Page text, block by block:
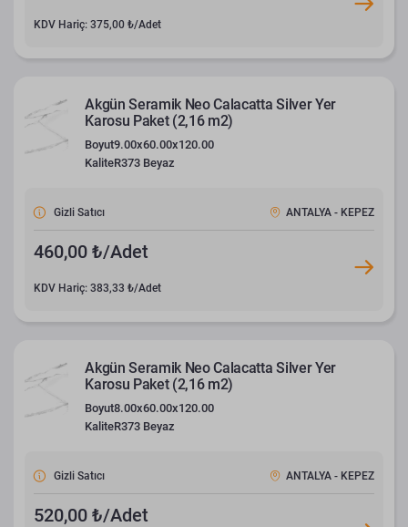
KDV Hariç: 375,00 ₺/Adet
Akgün Seramik Neo Calacatta Silver Yer
Karosu Paket (2,16 m2)
Boyut9.00x60.00x120.00
KaliteR373 Beyaz
Gizli Satıcı ANTALYA - KEPEZ
460,00 ₺/Adet
KDV Hariç: 383,33 ₺/Adet
Akgün Seramik Neo Calacatta Silver Yer
Karosu Paket (2,16 m2)
Boyut8.00x60.00x120.00
KaliteR373 Beyaz
Gizli Satıcı ANTALYA - KEPEZ
520,00 ₺/Adet